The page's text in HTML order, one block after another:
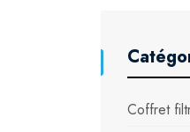
Coffret